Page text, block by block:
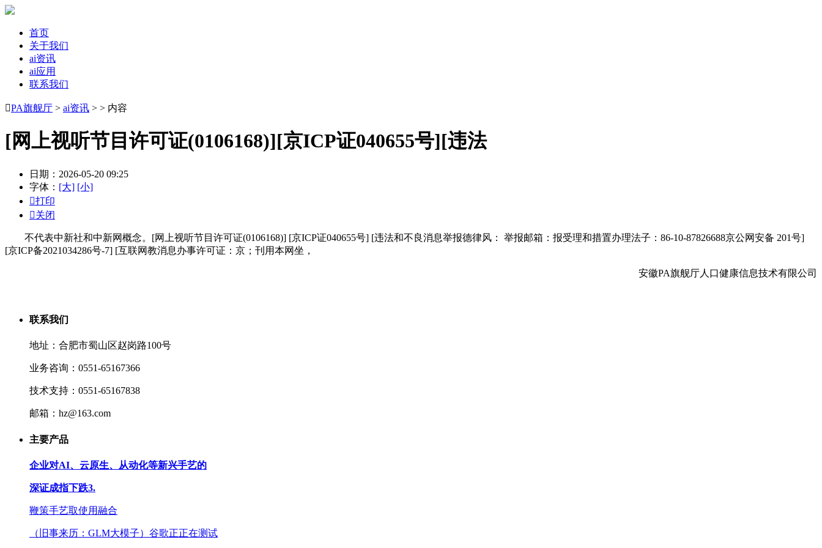
首页
关于我们
ai资讯
ai应用
联系我们
PA旗舰厅 > ai资讯 > > 内容
[网上视听节目许可证(0106168)][京ICP证040655号][违法
日期：2026-05-20 09:25
字体： [大] [小]
打印
关闭
不代表中新社和中新网概念。[网上视听节目许可证(0106168)] [京ICP证040655号] [违法和不良消息举报德律风： 举报邮箱：报受理和措置办理法子：86-10-87826688京公网安备 201号]
[京ICP备2021034286号-7] [互联网教消息办事许可证：京；刊用本网坐，
安徽PA旗舰厅人口健康信息技术有限公司
联系我们
地址：合肥市蜀山区赵岗路100号
业务咨询：0551-65167366
技术支持：0551-65167838
邮箱：hz@163.com
主要产品
企业对AI、云原生、从动化等新兴手艺的
深证成指下跌3.
鞭策手艺取使用融合
（旧事来历：GLM大模子）谷歌正正在测试